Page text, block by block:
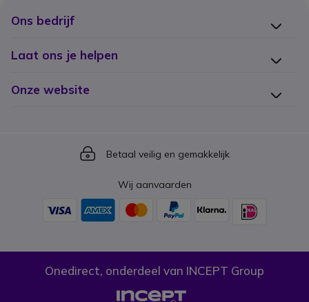
Ons bedrijf
Laat ons je helpen
Onze website
Icon
Betaal veilig en gemakkelijk
Wij aanvaarden
Onedirect, onderdeel van INCEPT Group